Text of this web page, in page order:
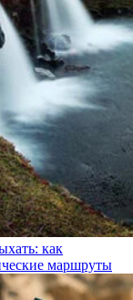
как
маршруты